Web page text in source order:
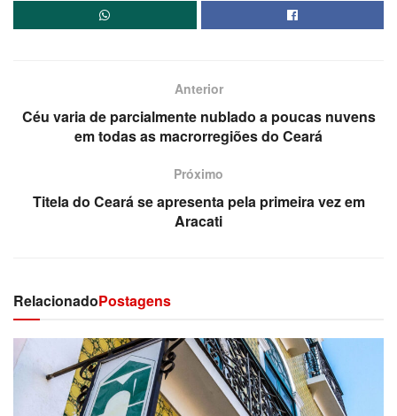
Anterior
Céu varia de parcialmente nublado a poucas nuvens
em todas as macrorregiões do Ceará
Próximo
Titela do Ceará se apresenta pela primeira vez em
Aracati
RelacionadoPostagens